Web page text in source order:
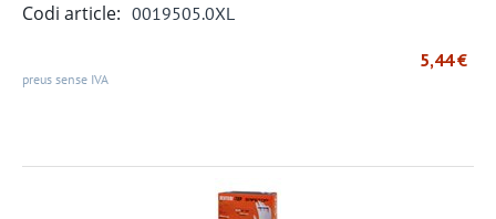
Codi article: 0019505.0XL
5,44€
preus sense IVA